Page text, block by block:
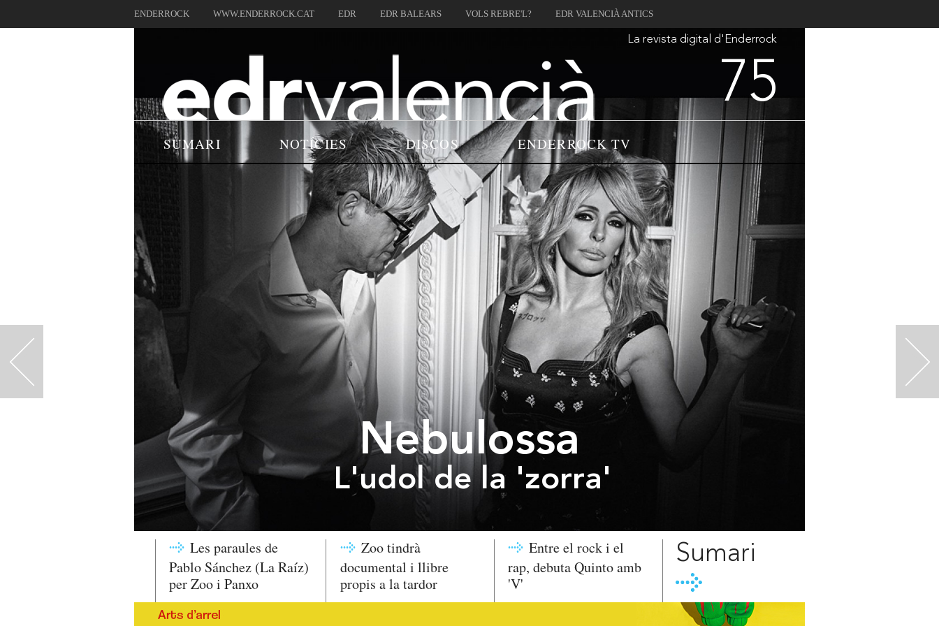
ENDERROCK WWW.ENDERROCK.CAT EDR EDR BALEARS VOLS REBRE'L? EDR VALENCIÀ ANTICS
La revista digital d'Enderrock
75
SUMARI NOTÍCIES DISCOS ENDERROCK TV
>
<
Nebulossa
L'udol de la 'zorra'
Les paraules de
Pablo Sánchez (La Raíz)
per Zoo i Panxo
Zoo tindrà
documental i llibre
propis a la tardor
Entre el rock i el
rap, debuta Quinto amb
'V'
Sumari